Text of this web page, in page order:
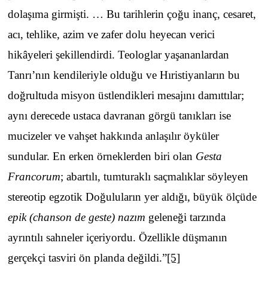
dolaşıma girmişti. … Bu tarihlerin çoğu inanç, cesaret,
acı, tehlike, azim ve zafer dolu heyecan verici
hikâyeleri şekillendirdi. Teologlar yaşananlardan
Tanrı’nın kendileriyle olduğu ve Hıristiyanların bu
doğrultuda misyon üstlendikleri mesajını damıttılar;
aynı derecede ustaca davranan görgü tanıkları ise
mucizeler ve vahşet hakkında anlaşılır öyküler
sundular. En erken örneklerden biri olan Gesta
Francorum; abartılı, tumturaklı saçmalıklar söyleyen
stereotip egzotik Doğuluların yer aldığı, büyük ölçüde
epik (chanson de geste) nazım geleneği tarzında
ayrıntılı sahneler içeriyordu. Özellikle düşmanın
gerçekçi tasviri ön planda değildi.”[5]